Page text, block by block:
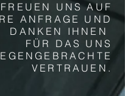
UNS AUF
ANFRAGE UND
DANKEN IHNEN
FÜR DAS UNS
VERTRAUEN.